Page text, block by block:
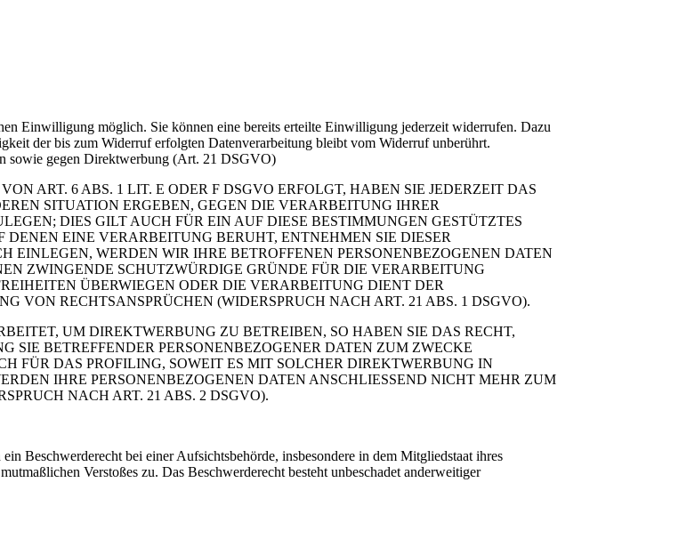
Einwilligung möglich. Sie können eine bereits erteilte Einwilligung jederzeit widerrufen. Dazu
der bis zum Widerruf erfolgten Datenverarbeitung bleibt vom Widerruf unberührt.
sowie gegen Direktwerbung (Art. 21 DSGVO)
ART. 6 ABS. 1 LIT. E ODER F DSGVO ERFOLGT, HABEN SIE JEDERZEIT DAS
SITUATION ERGEBEN, GEGEN DIE VERARBEITUNG IHRER
DIES GILT AUCH FÜR EIN AUF DIESE BESTIMMUNGEN GESTÜTZTES
EINE VERARBEITUNG BERUHT, ENTNEHMEN SIE DIESER
EINLEGEN, WERDEN WIR IHRE BETROFFENEN PERSONENBEZOGENEN DATEN
ZWINGENDE SCHUTZWÜRDIGE GRÜNDE FÜR DIE VERARBEITUNG
ÜBERWIEGEN ODER DIE VERARBEITUNG DIENT DER
VON RECHTSANSPRÜCHEN (WIDERSPRUCH NACH ART. 21 ABS. 1 DSGVO).
UM DIREKTWERBUNG ZU BETREIBEN, SO HABEN SIE DAS RECHT,
SIE BETREFFENDER PERSONENBEZOGENER DATEN ZUM ZWECKE
FÜR DAS PROFILING, SOWEIT ES MIT SOLCHER DIREKTWERBUNG IN
IHRE PERSONENBEZOGENEN DATEN ANSCHLIESSEND NICHT MEHR ZUM
NACH ART. 21 ABS. 2 DSGVO).
Beschwerderecht bei einer Aufsichtsbehörde, insbesondere in dem Mitgliedstaat ihres
Verstoßes zu. Das Beschwerderecht besteht unbeschadet anderweitiger